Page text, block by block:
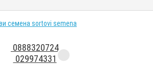
0888320724
029974331